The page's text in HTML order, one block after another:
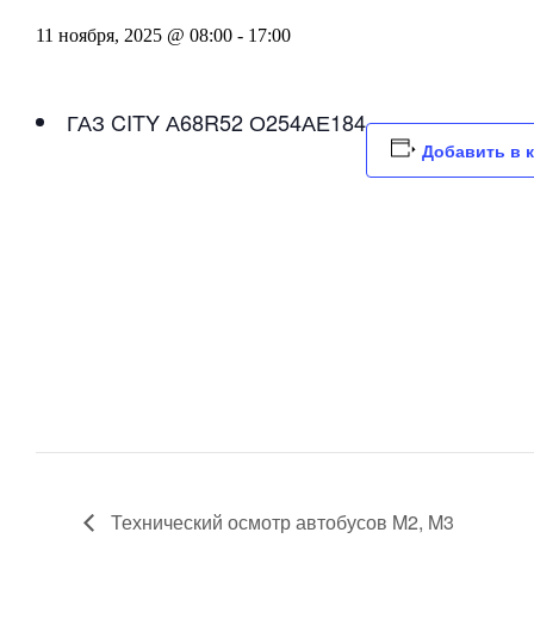
11 ноября, 2025 @ 08:00 - 17:00
ГАЗ CITY А68R52 О254АЕ184
Добавить в
Технический осмотр автобусов M2, M3